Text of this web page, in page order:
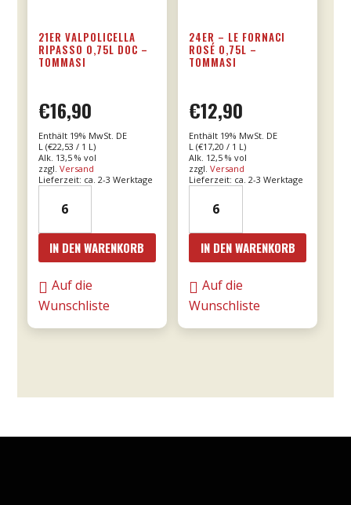
21ER VALPOLICELLA
RIPASSO 0,75L DOC –
TOMMASI
€16,90
Enthält 19% MwSt. DE
L (€22,53 / 1 L)
Alk. 13,5 % vol
zzgl. Versand
Lieferzeit: ca. 2-3 Werktage
Valpolicella
Ripasso
0,75l
DOC
-
IN DEN WARENKORB
Auf die
Wunschliste
24ER – LE FORNACI
ROSÉ 0,75L –
TOMMASI
€12,90
Enthält 19% MwSt. DE
L (€17,20 / 1 L)
Alk. 12,5 % vol
zzgl.Versand
Lieferzeit: ca. 2-3 Werktage
Le
Fornaci
Rosé
0,75l
IN DEN WARENKORB
Auf die
Wunschliste